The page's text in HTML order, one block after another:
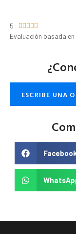
5     
Evaluación basada
ESCRIBE UNA